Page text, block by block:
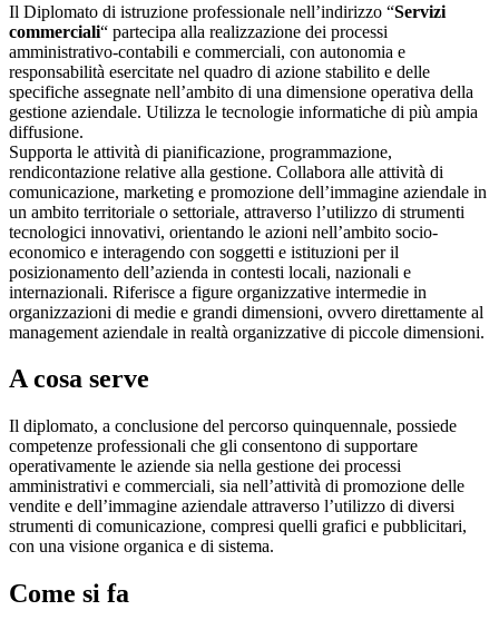
Il Diplomato di istruzione professionale nell’indirizzo “Servizi
commerciali“ partecipa alla realizzazione dei processi
amministrativo-contabili e commerciali, con autonomia e
responsabilità esercitate nel quadro di azione stabilito e delle
specifiche assegnate nell’ambito di una dimensione operativa della
gestione aziendale. Utilizza le tecnologie informatiche di più ampia
diffusione.
Supporta le attività di pianificazione, programmazione,
rendicontazione relative alla gestione. Collabora alle attività di
comunicazione, marketing e promozione dell’immagine aziendale in
un ambito territoriale o settoriale, attraverso l’utilizzo di strumenti
tecnologici innovativi, orientando le azioni nell’ambito socio-
economico e interagendo con soggetti e istituzioni per il
posizionamento dell’azienda in contesti locali, nazionali e
internazionali. Riferisce a figure organizzative intermedie in
organizzazioni di medie e grandi dimensioni, ovvero direttamente al
management aziendale in realtà organizzative di piccole dimensioni.
A cosa serve
Il diplomato, a conclusione del percorso quinquennale, possiede
competenze professionali che gli consentono di supportare
operativamente le aziende sia nella gestione dei processi
amministrativi e commerciali, sia nell’attività di promozione delle
vendite e dell’immagine aziendale attraverso l’utilizzo di diversi
strumenti di comunicazione, compresi quelli grafici e pubblicitari,
con una visione organica e di sistema.
Come si fa